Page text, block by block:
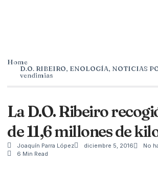
Home
D.O. RIBEIRO, ENOLOGÍA, NOTICIAS
vendimias
La D.O. Ribeiro
de 11,6 millones de
Joaquín Parra López diciembre 5, 2016
No
6 Min Read